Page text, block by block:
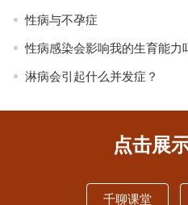
性病与不孕症
性病感染会影响我的生育能力
淋病会引起什么并发症？
点击展
千聊课堂